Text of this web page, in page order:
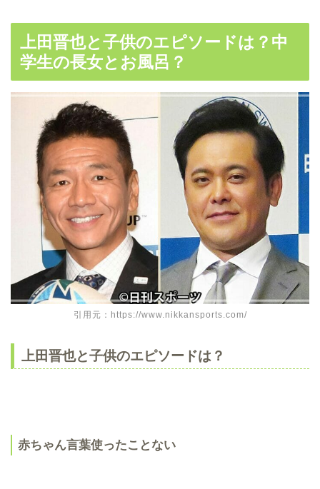
上田晋也と子供のエピソードは？中
学生の長女とお風呂？
引用元：https://www.nikkansports.com/
上田晋也と子供のエピソードは？
赤ちゃん言葉使ったことない